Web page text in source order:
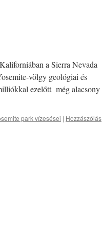
a Sierra Nevada
völgy geológiai és
ezelőtt még alacsony
park vízesései | Hozzászólás